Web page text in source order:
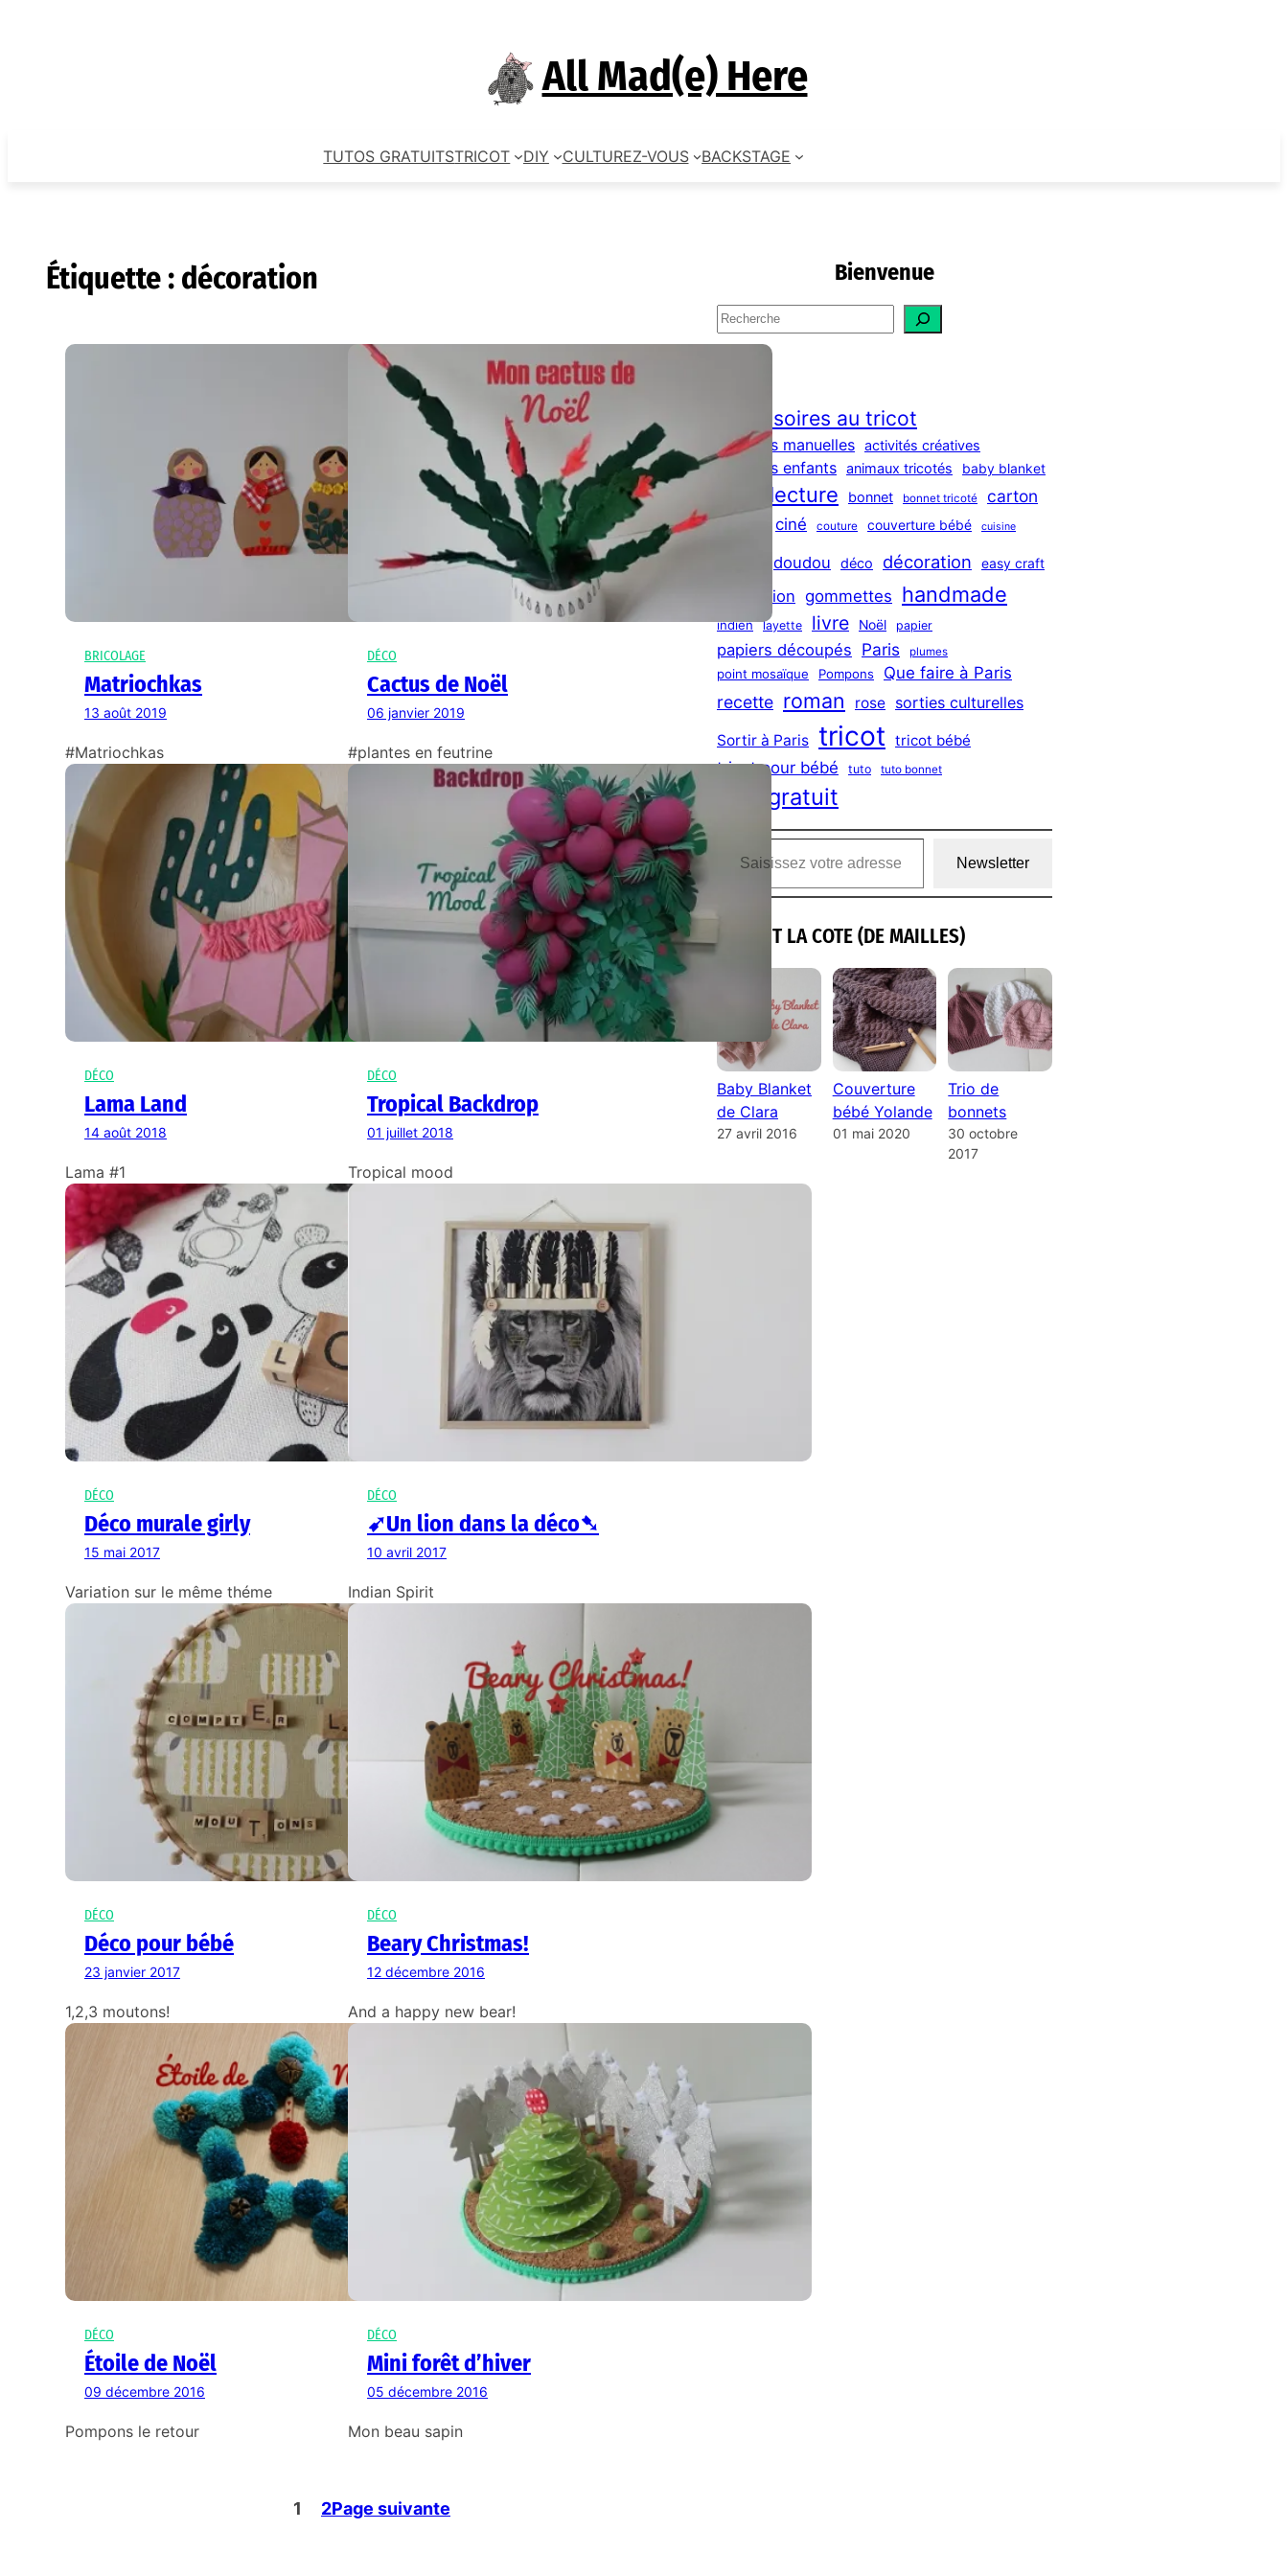
All Mad(e) Here
TUTOS GRATUITSTRICOT DIY CULTUREZ-VOUS BACKSTAGE
Étiquette : décoration
BRICOLAGE
Matriochkas
13 août 2019
#Matriochkas
DÉCO
Cactus de Noël
06 janvier 2019
#plantes en feutrine
DÉCO
Lama Land
14 août 2018
Lama #1
DÉCO
Tropical Backdrop
01 juillet 2018
Tropical mood
DÉCO
Déco murale girly
15 mai 2017
Variation sur le même théme
DÉCO
➹Un lion dans la déco➷
10 avril 2017
Indian Spirit
DÉCO
Déco pour bébé
23 janvier 2017
1,2,3 moutons!
DÉCO
Beary Christmas!
12 décembre 2016
And a happy new bear!
DÉCO
Étoile de Noël
09 décembre 2016
Pompons le retour
DÉCO
Mini forêt d’hiver
05 décembre 2016
Mon beau sapin
1 2Page suivante
Bienvenue
S
e
accessoires au tricot
activites manuelles activités créatives
activités enfants animaux tricotés baby blanket
bilan lecture bonnet bonnet tricoté carton
châle ciné couture couverture bébé cuisine
doudou déco décoration easy craft
exposition gommettes handmade
indien layette livre Noël papier
papiers découpés Paris plumes
point mosaïque Pompons Que faire à Paris
recette roman rose sorties culturelles
Sortir à Paris tricot tricot bébé
tricot pour bébé tuto tuto bonnet
tuto gratuit
Newsletter
ILS ONT LA COTE (DE MAILLES)
Baby Blanket
de Clara
27 avril 2016
Couverture
bébé Yolande
01 mai 2020
Trio de
bonnets
30 octobre
2017